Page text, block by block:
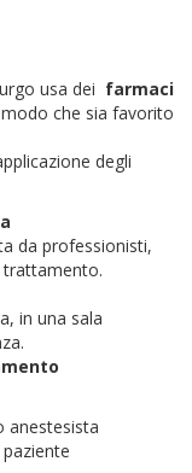
usa dei farmaci
che sia favorito
degli
da professionisti,
in una sala
anestesista